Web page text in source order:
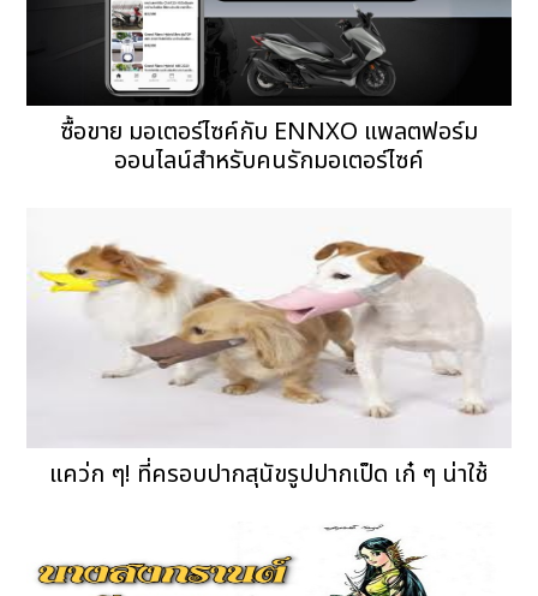
ซื้อขาย มอเตอร์ไซค์กับ ENNXO แพลตฟอร์ม
ออนไลน์สำหรับคนรักมอเตอร์ไซค์
แคว่ก ๆ! ที่ครอบปากสุนัขรูปปากเป็ด เก๋ ๆ น่าใช้